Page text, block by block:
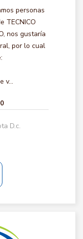
personas
TECNICO
nos gustaría
por lo cual
v...
D.c.